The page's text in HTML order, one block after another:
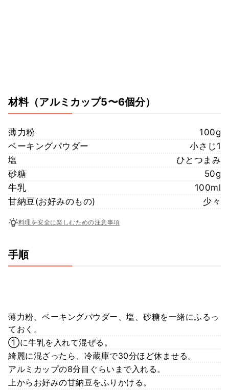
材料（アルミカップ5〜6個分）
薄力粉
100g
ベーキングパウダー
小さじ1
塩
ひとつまみ
砂糖
50g
牛乳
100ml
甘納豆(お好みのもの)
少々
料理を安全に楽しむための注意事項
手順
薄力粉、ベーキングパウダー、塩、砂糖を一緒にふるっ
ておく。
①に牛乳を入れて混ぜる。
綺麗に混ざったら、冷蔵庫で30分ほど休ませる。
アルミカップの8分目ぐらいまで入れる。
上からお好みの甘納豆をふりかける。